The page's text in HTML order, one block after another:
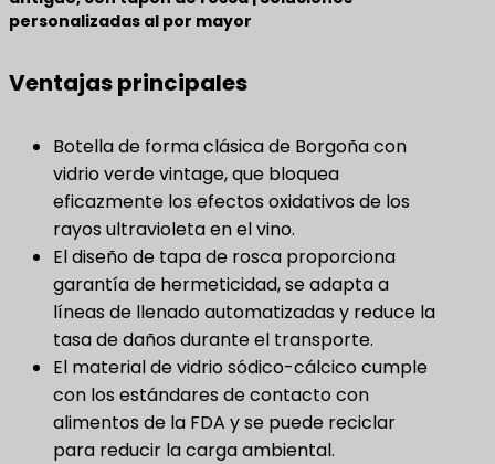
personalizadas al por mayor
Ventajas principales
Botella de forma clásica de Borgoña con
vidrio verde vintage, que bloquea
eficazmente los efectos oxidativos de los
rayos ultravioleta en el vino.
El diseño de tapa de rosca proporciona
garantía de hermeticidad, se adapta a
líneas de llenado automatizadas y reduce la
tasa de daños durante el transporte.
El material de vidrio sódico-cálcico cumple
con los estándares de contacto con
alimentos de la FDA y se puede reciclar
para reducir la carga ambiental.